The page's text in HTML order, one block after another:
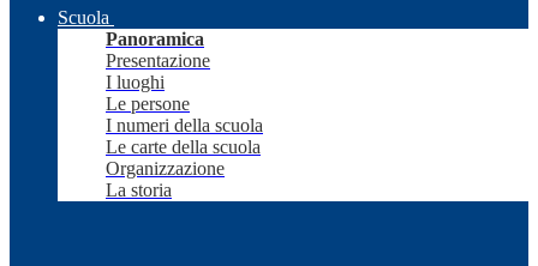
Scuola
Panoramica
Presentazione
I luoghi
Le persone
I numeri della scuola
Le carte della scuola
Organizzazione
La storia